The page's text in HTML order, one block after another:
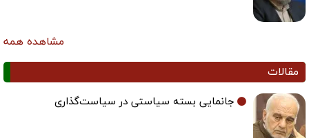
مشاهده همه
مقالات
جانمایی بسته سیاستی در سیاست‌گذاری